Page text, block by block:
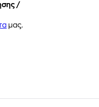
/
μας.